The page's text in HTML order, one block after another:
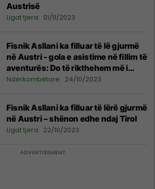
Austrisë
Ligat tjera 01/11/2023
Fisnik Asllani ka filluar të lë gjurmë
në Austri - gola e asistime në fillim të
aventurës: Do të rikthehem më i
fortë në Bundesliga, Kosova i ka
Ndërkombëtare 24/10/2023
Fisnik Asllani ka filluar të lërë gjurmë
në Austri – shënon edhe ndaj Tirol
Ligat tjera 22/10/2023